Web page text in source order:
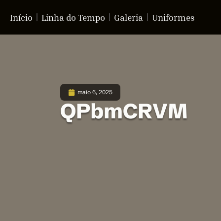
Início Linha do Tempo Galeria Uniformes
maio 6, 2025
QPbmCRVM